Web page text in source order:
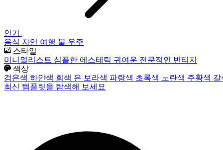
인기
음식 자연 여행 물 우주
스타일
미니멀리스트 심플한 에스테틱 귀여운 전문적인 빈티지
색상
검은색 하얀색 회색 은 보라색 파랑색 초록색 노란색 주황색
최신 템플릿을 탐색해 보세요